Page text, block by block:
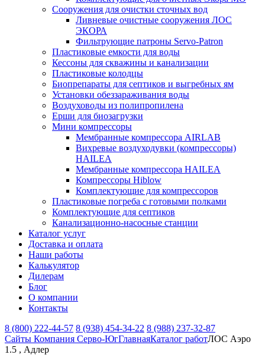
Сооружения для очистки сточных вод
Ливневые очистные сооружения ЛОС
ЭКОРА
Фильтрующие патроны Servo-Patron
Пластиковые емкости для воды
Кессоны для скважины и канализации
Пластиковые колодцы
Биопрепараты для септиков и выгребных ям
Установки обеззараживания воды
Воздуховоды из полипропилена
Ерши для биозагрузки
Мини компрессоры
Мембранные компрессора AIRLAB
Вихревые воздуходувки (компрессоры)
HAILEA
Мембранные компрессора HAILEA
Компрессоры Hiblow
Комплектующие для компрессоров
Пластиковые погреба с готовыми полками
Комплектующие для септиков
Канализационно-насосные станции
Каталог услуг
Доставка и оплата
Наши работы
Калькулятор
Дилерам
Блог
О компании
Контакты
8 (800) 222-44-57 8 (938) 454-34-22 8 (988) 237-32-87
Сайты Компания Серво-ЮгГлавнаяКаталог работЛОС Аэро
1.5 , Адлер